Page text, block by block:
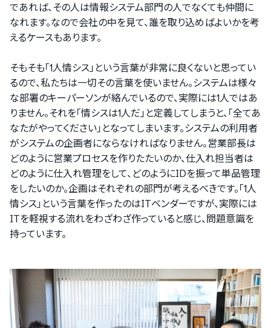
であれば、その人は情報システム部門の人でなくても仲間に
なれます。なので会社の中を見て、誰を取り込めばよいかを考
えるケースもあります。
そもそも「1人情シス」という言葉が非常に良くないと思ってい
るので、私たちは一切その言葉を使いません。システムは様々
な部署のキーパーソンが絡んでいるので、実際には1人ではあ
りません。それを「情シスは1人だ」と定義してしまうと、「全てあ
なたがやってください」となってしまいます。システムの利用者
がシステムの企画者にならなければなりません。営業部長は
どのように営業プロセスを作りたたいのか、仕入れ担当者は
どのように仕入れ管理をして、どのようにIDを振って単品管理
をしたいのか。企画はそれぞれの部門が考えるべきです。「1人
情シス」という言葉を作ったのはITベンダーですが、実際には
ITを軽視する流れをわざわざ作っていると感じ、問題意識を
持っています。